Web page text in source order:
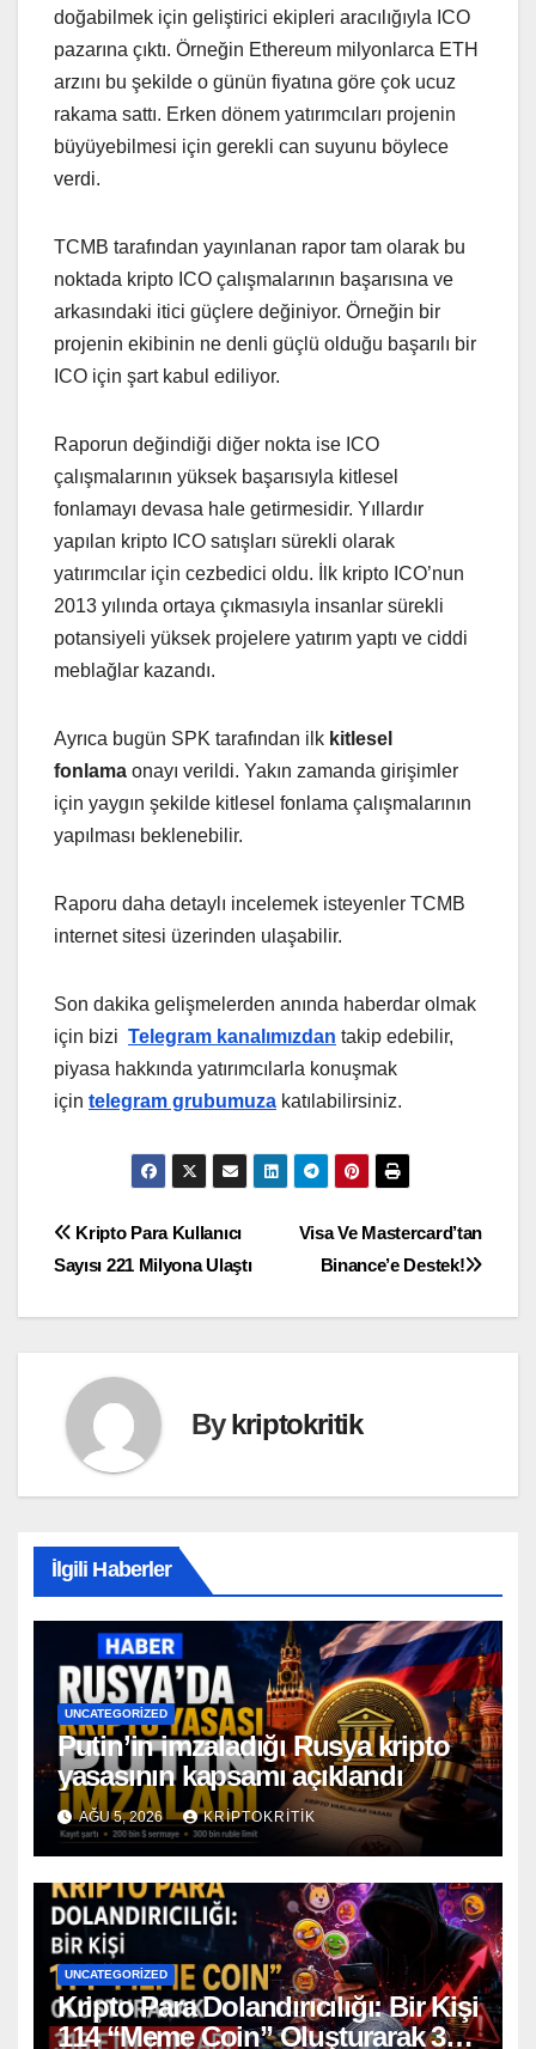
doğabilmek için geliştirici ekipleri aracılığıyla ICO
pazarına çıktı. Örneğin Ethereum milyonlarca ETH
arzını bu şekilde o günün fiyatına göre çok ucuz
rakama sattı. Erken dönem yatırımcıları projenin
büyüyebilmesi için gerekli can suyunu böylece
verdi.
TCMB tarafından yayınlanan rapor tam olarak bu
noktada kripto ICO çalışmalarının başarısına ve
arkasındaki itici güçlere değiniyor. Örneğin bir
projenin ekibinin ne denli güçlü olduğu başarılı bir
ICO için şart kabul ediliyor.
Raporun değindiği diğer nokta ise ICO
çalışmalarının yüksek başarısıyla kitlesel
fonlamayı devasa hale getirmesidir. Yıllardır
yapılan kripto ICO satışları sürekli olarak
yatırımcılar için cezbedici oldu. İlk kripto ICO’nun
2013 yılında ortaya çıkmasıyla insanlar sürekli
potansiyeli yüksek projelere yatırım yaptı ve ciddi
meblağlar kazandı.
Ayrıca bugün SPK tarafından ilk kitlesel
fonlama onayı verildi. Yakın zamanda girişimler
için yaygın şekilde kitlesel fonlama çalışmalarının
yapılması beklenebilir.
Raporu daha detaylı incelemek isteyenler TCMB
internet sitesi üzerinden ulaşabilir.
Son dakika gelişmelerden anında haberdar olmak
için bizi Telegram kanalımızdan takip edebilir,
piyasa hakkında yatırımcılarla konuşmak
için telegram grubumuza katılabilirsiniz.
Yazı
gezinmesi
Visa Ve Mastercard’tan
Binance’e Destek!
Kripto Para Kullanıcı
Sayısı 221 Milyona Ulaştı
Bykriptokritik
İlgili Haberler
UNCATEGORIZED
Putin’in imzaladığı Rusya kripto
yasasının kapsamı açıklandı
AĞU 5, 2026 KRIPTOKRITIK
UNCATEGORIZED
Kripto Para Dolandırıcılığı: Bir Kişi
114 “Meme Coin” Oluşturarak 318